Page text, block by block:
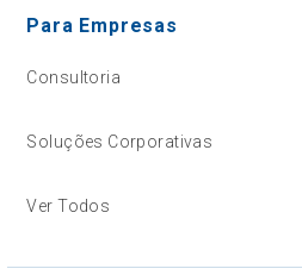
Para Empresas
Consultoria
Soluções Corporativas
Ver Todos